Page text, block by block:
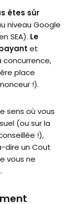
êtes sûr
niveau Google
SEA). Le
et
place
!).
sens où vous
(ou sur la
!),
dire un Cout
vous ne